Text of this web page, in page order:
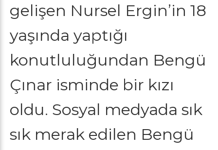
gelişen Nursel Ergin’in 18
yaşında yaptığı
konutluluğundan Bengü
Çınar isminde bir kızı
oldu. Sosyal medyada sık
sık merak edilen Bengü